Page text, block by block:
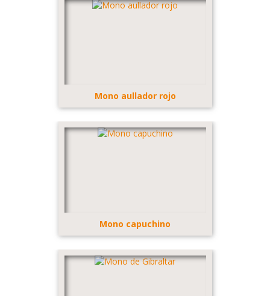
Mono aullador rojo
Mono capuchino